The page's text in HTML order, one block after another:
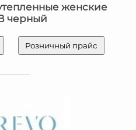
женские
черный
Розничный прайс